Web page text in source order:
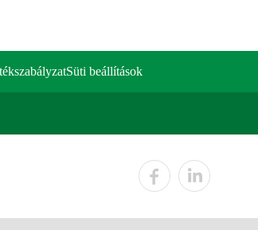
Süti beállítások